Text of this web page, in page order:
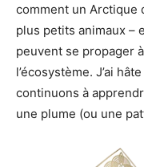
comment un Arctique
plus petits animaux –
peuvent se propager
l’écosystème. J’ai
continuons à
une plume (ou une